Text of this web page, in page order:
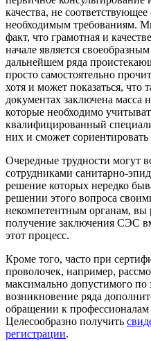
качества, не
необходимым требованиям.
факт, что грамотная и
начале является
дальнейшем ряда
просто самостоятельно
хотя и может показаться, что
документах заключена
которые необходимо
квалифицированный
них и сможет
Очередные трудности могут
сотрудниками санитарно-
решение которых нередко
решении этого вопроса
некомпетентным органам, вы
получение заключения СЭС
этот процесс.
Кроме того, часто при
проволочек, например,
максимально допустимого по
возникновение ряда
обращении к
Целесообразно получить
регистрации.